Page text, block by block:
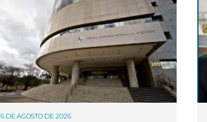
6 DE AGOSTO DE 2026